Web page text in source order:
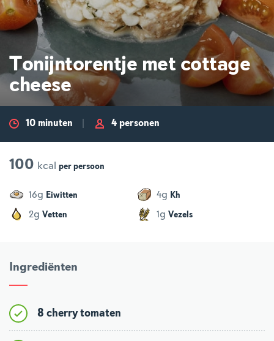
Tonijntorentje met cottage
cheese
10 minuten 4 personen
100 kcal per persoon
16g Eiwitten 4g Kh
2g Vetten 1g Vezels
Ingrediënten
8 cherry tomaten